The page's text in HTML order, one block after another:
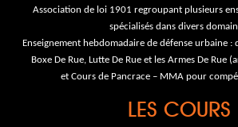
Association de loi 1901 regroupant plusieurs
spécialisés dans divers
Enseignement hebdomadaire de défense urbaine :
Boxe De Rue, Lutte De Rue et les Armes De Rue
et Cours de Pancrace – MMA pour
LES COURS